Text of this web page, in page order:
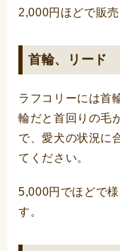
2,000円ほどで販売
首輪、リード
ラフコリーには首
輪だと首回りの毛
で、愛犬の状況に
てください。
5,000円でほどで
す。